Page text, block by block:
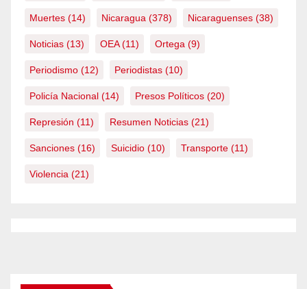
Muertes (14) Nicaragua (378) Nicaraguenses (38)
Noticias (13) OEA(11) Ortega (9)
Periodismo (12) Periodistas (10)
Policía Nacional (14) Presos Políticos (20)
Represión (11) Resumen Noticias (21)
Sanciones (16) Suicidio (10) Transporte (11)
Violencia (21)